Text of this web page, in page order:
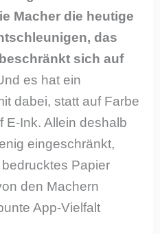
Macher die heutige
das
sich auf
es hat ein
dabei, statt auf Farbe
E-Ink. Allein deshalb
eingeschränkt,
Papier
den Machern
App-Vielfalt